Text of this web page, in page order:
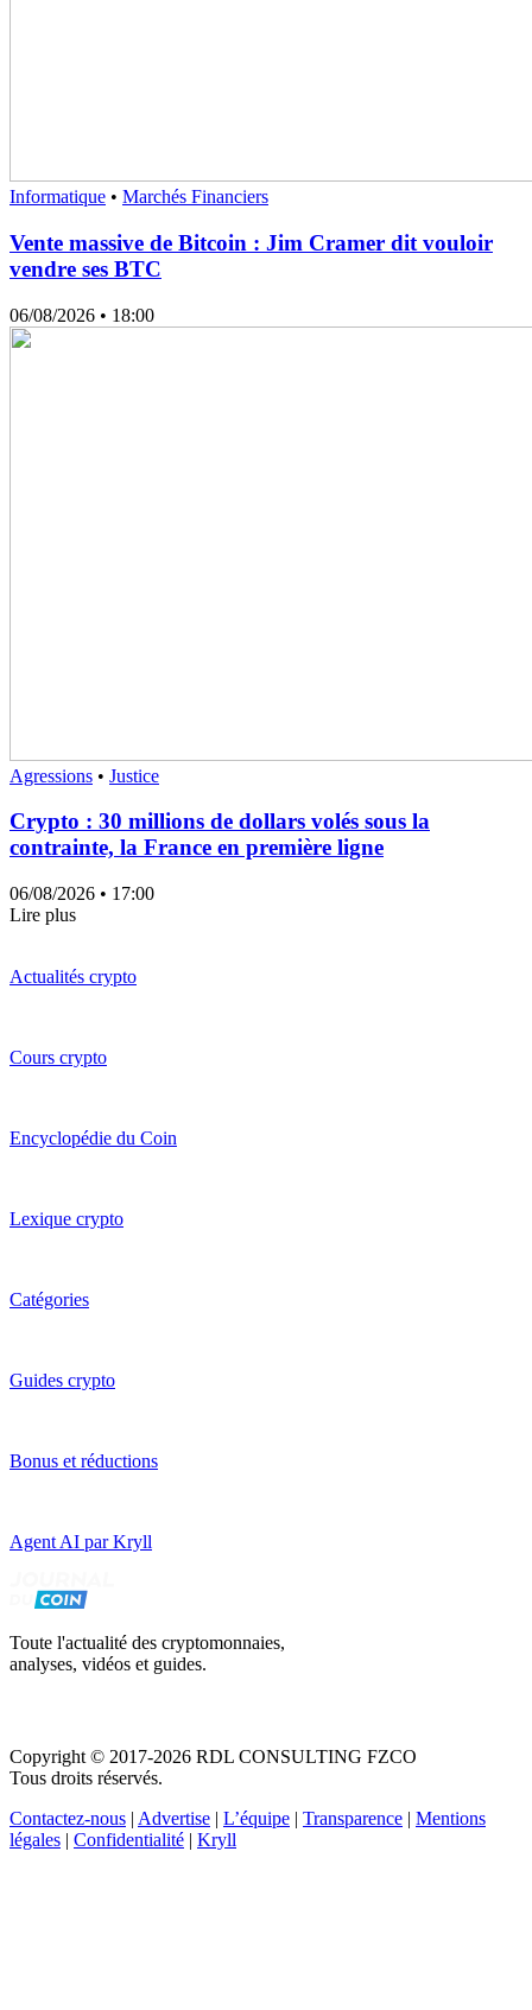
Informatique • Marchés Financiers
Vente massive de Bitcoin : Jim Cramer dit vouloir
vendre ses BTC
06/08/2026 • 18:00
Agressions • Justice
Crypto : 30 millions de dollars volés sous la
contrainte, la France en première ligne
06/08/2026 • 17:00
Lire plus
Actualités crypto
Cours crypto
Encyclopédie du Coin
Lexique crypto
Catégories
Guides crypto
Bonus et réductions
Agent AI par Kryll
Toute l'actualité des cryptomonnaies,
analyses, vidéos et guides.
Copyright © 2017-2026 RDL CONSULTING FZCO
Tous droits réservés.
Contactez-nous | Advertise | L’équipe | Transparence | Mentions
légales | Confidentialité | Kryll